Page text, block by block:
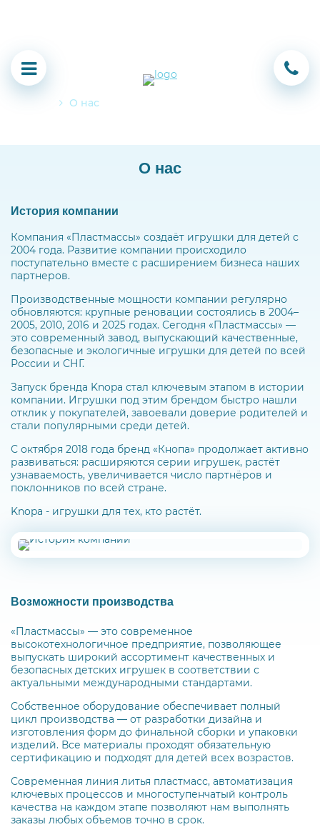
О нас
О нас
История компании
Компания «Пластмассы» создаёт игрушки для детей с
2004 года. Развитие компании происходило
поступательно вместе с расширением бизнеса наших
партнеров.
Производственные мощности компании регулярно
обновляются: крупные реновации состоялись в 2004–
2005, 2010, 2016 и 2025 годах. Сегодня «Пластмассы» —
это современный завод, выпускающий качественные,
безопасные и экологичные игрушки для детей по всей
России и СНГ.
Запуск бренда Knopa стал ключевым этапом в истории
компании. Игрушки под этим брендом быстро нашли
отклик у покупателей, завоевали доверие родителей и
стали популярными среди детей.
С октября 2018 года бренд «Кнопа» продолжает активно
развиваться: расширяются серии игрушек, растёт
узнаваемость, увеличивается число партнёров и
поклонников по всей стране.
Knopa - игрушки для тех, кто растёт.
Возможности производства
«Пластмассы» — это современное
высокотехнологичное предприятие, позволяющее
выпускать широкий ассортимент качественных и
безопасных детских игрушек в соответствии с
актуальными международными стандартами.
Собственное оборудование обеспечивает полный
цикл производства — от разработки дизайна и
изготовления форм до финальной сборки и упаковки
изделий. Все материалы проходят обязательную
сертификацию и подходят для детей всех возрастов.
Современная линия литья пластмасс, автоматизация
ключевых процессов и многоступенчатый контроль
качества на каждом этапе позволяют нам выполнять
заказы любых объемов точно в срок.